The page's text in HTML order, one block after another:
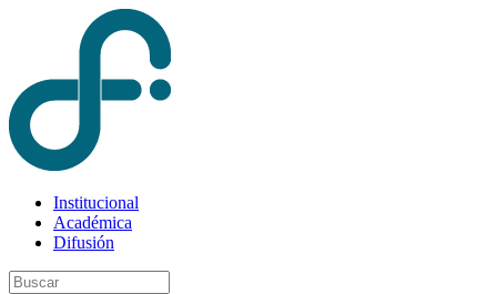
Institucional
Académica
Difusión